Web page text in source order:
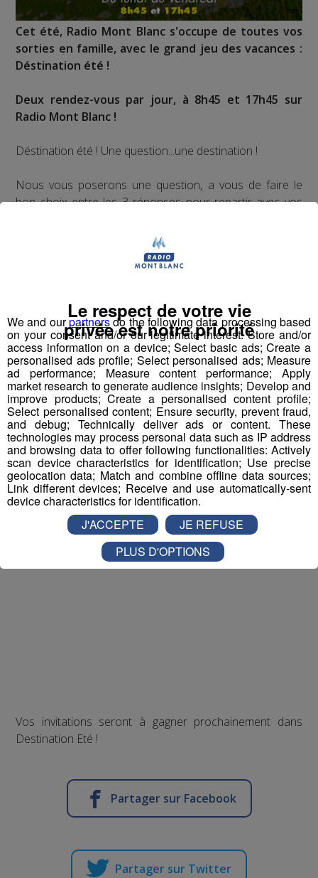
Cet été, Radio Mont Blanc s'occupe de toutes vos
sorties en famille, avec le grand jeu des vacances :
Déstination été !
Deux rendez-vous par jour, à 8h45 et 17h45 sur
Radio Mont Blanc !
Déstination été ! Une question...une destination !
Nous vous poserons une question, a vous de faire le
bon choix entre les 3 réponses pour repartir avec vos
Inscription par téléphone toute la journée pour
participer aux 2 tirages au sort par jour à 8h45 et 17h45.
Pour cette semaine on vous offre vos entrées pour vous
et la personne de votre choix pourWALIBI RHONE
ALPES!
Nathan est allé tester pour vousVerticalp Émosson,
dans la Vallée du Trient :
Vos invitations seront à gagner prochainement dans
Destination Eté !
Partager sur Facebook
Partager sur Twitter
We and ourpartnersdo the following data processing based
on your consent and/or our legitimate interest: Store and/or
access information on a device; Select basic ads; Create a
personalised ads profile; Select personalised ads; Measure
ad performance; Measure content performance; Apply
market research to generate audience insights; Develop and
improve products; Create a personalised content profile;
Select personalised content; Ensure security, prevent fraud,
and debug; Technically deliver ads or content. These
technologies may process personal data such as IP address
and browsing data to offer following functionalities: Actively
scan device characteristics for identification; Use precise
geolocation data; Match and combine offline data sources;
Link different devices; Receive and use automatically-sent
device characteristics for identification.
Le respect de votre vie
privée est notre priorité
J'ACCEPTE
JE REFUSE
PLUS D'OPTIONS